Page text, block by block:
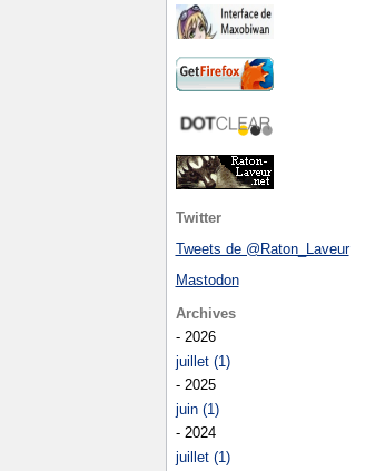
Twitter
Tweets de @Raton_Laveur
Mastodon
Archives
- 2026
juillet (1)
- 2025
juin (1)
- 2024
juillet (1)